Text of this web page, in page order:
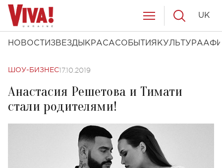
НОВОСТИ ЗВЕЗДЫ КРАСАСОБЫТИЯ КУЛЬТУРА
UK
ШОУ-БИЗНЕС17.10.2019
Анастасия Решетова и Тимати
стали родителями!